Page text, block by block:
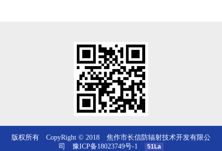
版权所有 CopyRight © 2018 焦作市长信防辐射技术开发有限公
司 豫ICP备18023749号-1 51La